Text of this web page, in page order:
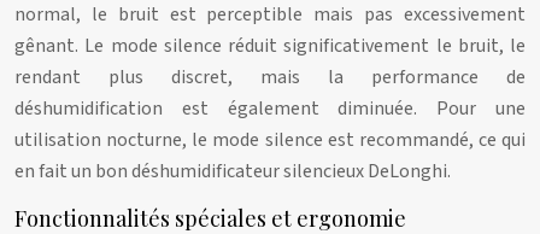
normal, le bruit est perceptible mais pas excessivement
gênant. Le mode silence réduit significativement le bruit, le
rendant plus discret, mais la performance de
déshumidification est également diminuée. Pour une
utilisation nocturne, le mode silence est recommandé, ce qui
en fait un bon déshumidificateur silencieux DeLonghi.
Fonctionnalités spéciales et ergonomie